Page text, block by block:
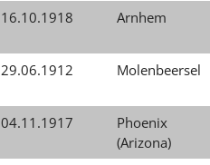
16.10.1918 Arnhem
29.06.1912 Molenbeersel
04.11.1917
Phoenix
(Arizona)